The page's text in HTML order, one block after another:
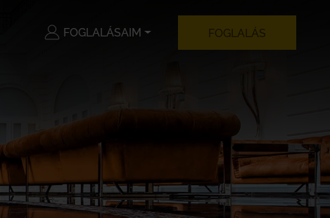
FOGLALÁSAIM FOGLALÁS